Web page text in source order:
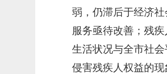
弱，仍滞后于经济
服务亟待改善；残
生活状况与全市社
侵害残疾人权益的现